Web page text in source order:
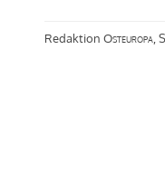
Redaktion Osteuropa,